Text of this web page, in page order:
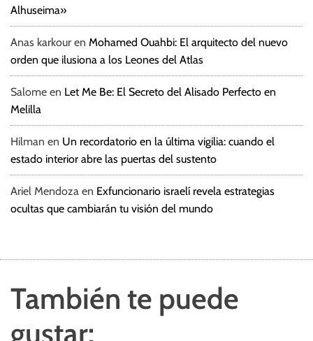
Alhuseima»
Anas karkour en Mohamed Ouahbi: El arquitecto del nuevo
orden que ilusiona a los Leones del Atlas
Salome en Let Me Be: El Secreto del Alisado Perfecto en
Melilla
Hilman en Un recordatorio en la última vigilia: cuando el
estado interior abre las puertas del sustento
Ariel Mendoza en Exfuncionario israelí revela estrategias
ocultas que cambiarán tu visión del mundo
También te puede
gustar: